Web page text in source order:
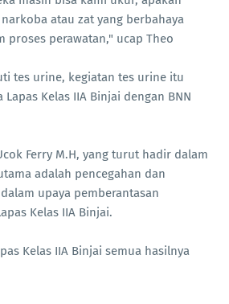
atau zat yang berbahaya
proses perawatan," ucap Theo
tes urine, kegiatan tes urine itu
Kelas IIA Binjai dengan BNN
Ferry M.H, yang turut hadir dalam
adalah pencegahan dan
upaya pemberantasan
Kelas IIA Binjai.
Kelas IIA Binjai semua hasilnya